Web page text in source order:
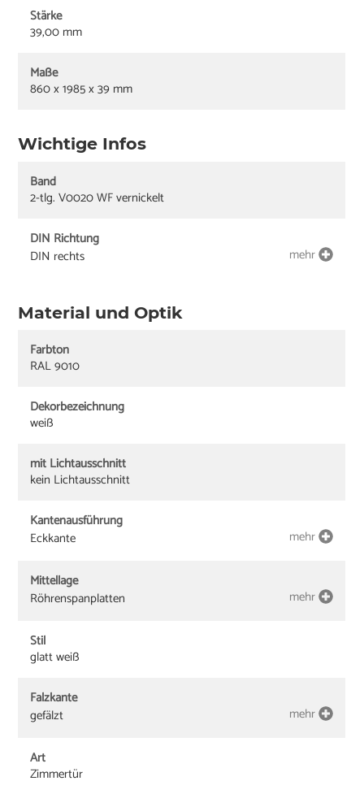
Stärke
39,00 mm
Maße
860 x 1985 x 39 mm
Wichtige Infos
Band
2-tlg. V0020 WF vernickelt
DIN Richtung
DIN rechts
mehr
Material und Optik
Farbton
RAL 9010
Dekorbezeichnung
weiß
mit Lichtausschnitt
kein Lichtausschnitt
Kantenausführung
Eckkante
mehr
Mittellage
Röhrenspanplatten
mehr
Stil
glatt weiß
Falzkante
gefälzt
mehr
Art
Zimmertür